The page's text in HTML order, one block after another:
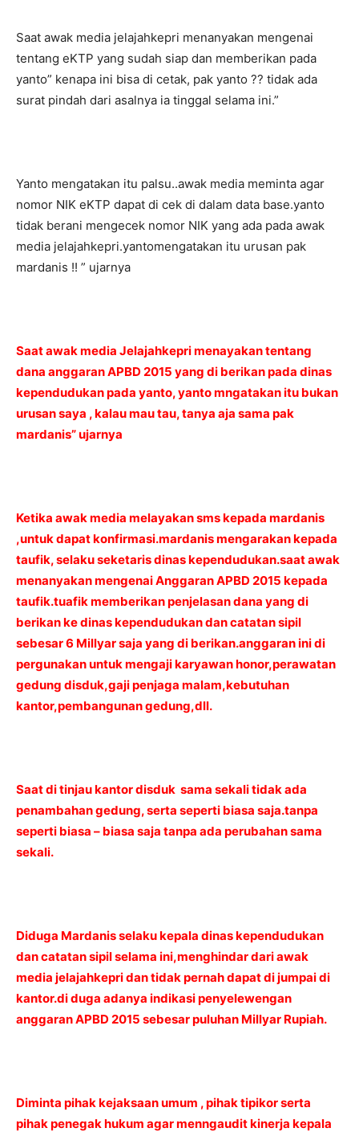
Saat awak media jelajahkepri menanyakan mengenai
tentang eKTP yang sudah siap dan memberikan pada
yanto” kenapa ini bisa di cetak, pak yanto ?? tidak ada
surat pindah dari asalnya ia tinggal selama ini.”
Yanto mengatakan itu palsu..awak media meminta agar
nomor NIK eKTP dapat di cek di dalam data base.yanto
tidak berani mengecek nomor NIK yang ada pada awak
media jelajahkepri.yantomengatakan itu urusan pak
mardanis !! ” ujarnya
Saat awak media Jelajahkepri menayakan tentang
dana anggaran APBD 2015 yang di berikan pada dinas
kependudukan pada yanto, yanto mngatakan itu bukan
urusan saya , kalau mau tau, tanya aja sama pak
mardanis” ujarnya
Ketika awak media melayakan sms kepada mardanis
,untuk dapat konfirmasi.mardanis mengarakan kepada
taufik, selaku seketaris dinas kependudukan.saat awak
menanyakan mengenai Anggaran APBD 2015 kepada
taufik.tuafik memberikan penjelasan dana yang di
berikan ke dinas kependudukan dan catatan sipil
sebesar 6 Millyar saja yang di berikan.anggaran ini di
pergunakan untuk mengaji karyawan honor,perawatan
gedung disduk,gaji penjaga malam,kebutuhan
kantor,pembangunan gedung,dll.
Saat di tinjau kantor disduk sama sekali tidak ada
penambahan gedung, serta seperti biasa saja.tanpa
seperti biasa – biasa saja tanpa ada perubahan sama
sekali.
Diduga Mardanis selaku kepala dinas kependudukan
dan catatan sipil selama ini,menghindar dari awak
media jelajahkepri dan tidak pernah dapat di jumpai di
kantor.di duga adanya indikasi penyelewengan
anggaran APBD 2015 sebesar puluhan Millyar Rupiah.
Diminta pihak kejaksaan umum , pihak tipikor serta
pihak penegak hukum agar menngaudit kinerja kepala